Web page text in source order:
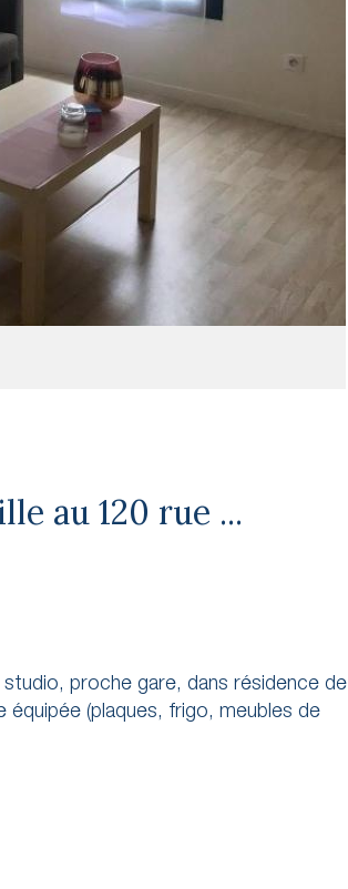
au 120 rue ...
studio, proche gare, dans résidence de
(plaques, frigo, meubles de